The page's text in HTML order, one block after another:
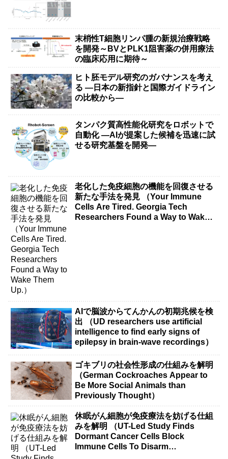
末梢性T細胞リンパ腫の新規治療戦略
を開発～BVとPLK1阻害薬の併用療法
の臨床応用に期待～
ヒト胚モデル研究のガバナンスを考え
る ―日本の新指針と国際ガイドライン
の比較から―
タンパク質高性能化研究をロボットで
自動化 ―AIが提案した候補を迅速に試
せる研究基盤を開発―
老化した免疫細胞の機能を回復させる
新たな手法を発見 （Your Immune
Cells Are Tired. Georgia Tech
Researchers Found a Way to Wake
AIで脳波からてんかんの初期兆候を検
出 （UD researchers use artificial
intelligence to find early signs of
epilepsy in brain-wave recordings）
ゴキブリの社会性形成の仕組みを解明
（German Cockroaches Appear to
Be More Social Animals than
Previously Thought）
休眠がん細胞が免疫療法を妨げる仕組
みを解明 （UT-Led Study Finds
Dormant Cancer Cells Block
Immune Cells To Disarm